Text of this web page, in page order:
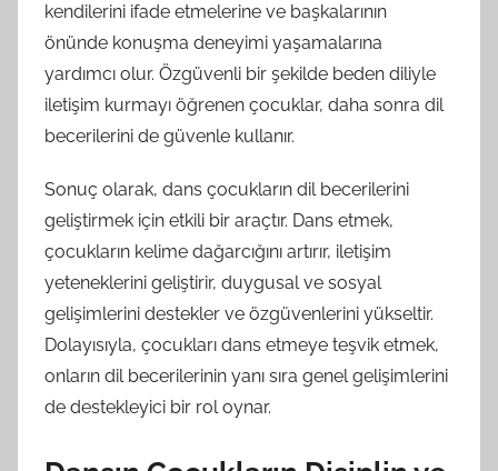
kendilerini ifade etmelerine ve başkalarının
önünde konuşma deneyimi yaşamalarına
yardımcı olur. Özgüvenli bir şekilde beden diliyle
iletişim kurmayı öğrenen çocuklar, daha sonra dil
becerilerini de güvenle kullanır.
Sonuç olarak, dans çocukların dil becerilerini
geliştirmek için etkili bir araçtır. Dans etmek,
çocukların kelime dağarcığını artırır, iletişim
yeteneklerini geliştirir, duygusal ve sosyal
gelişimlerini destekler ve özgüvenlerini yükseltir.
Dolayısıyla, çocukları dans etmeye teşvik etmek,
onların dil becerilerinin yanı sıra genel gelişimlerini
de destekleyici bir rol oynar.